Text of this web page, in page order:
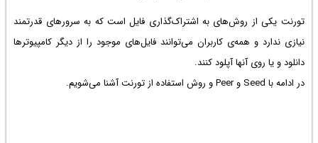
تورنت یکی از روش‌های به اشتراک‌گذاری فایل است که به سرورهای قدرتمند
نیازی ندارد و همه‌ی کاربران می‌توانند فایل‌های موجود را از دیگر کامپیوترها
دانلود و یا روی آنها آپلود کنند.
در ادامه با Seed و Peer و روش استفاده از تورنت آشنا می‌شویم.